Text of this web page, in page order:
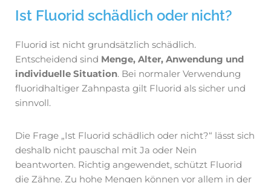
Ist Fluorid schädlich oder nicht?
Fluorid ist nicht grundsätzlich schädlich.
Entscheidend sind Menge, Alter, Anwendung und
individuelle Situation. Bei normaler Verwendung
fluoridhaltiger Zahnpasta gilt Fluorid als sicher und
sinnvoll.
Die Frage „Ist Fluorid schädlich oder nicht?“ lässt sich
deshalb nicht pauschal mit Ja oder Nein
beantworten. Richtig angewendet, schützt Fluorid
die Zähne. Zu hohe Mengen können vor allem in der